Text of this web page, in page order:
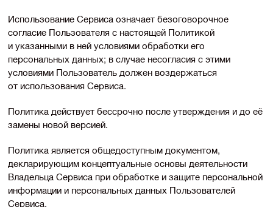
Использование Сервиса означает безоговорочное
согласие Пользователя с настоящей Политикой
и указанными в ней условиями обработки его
персональных данных; в случае несогласия с этими
условиями Пользователь должен воздержаться
от использования Сервиса.
Политика действует бессрочно после утверждения и до её
замены новой версией.
Политика является общедоступным документом,
декларирующим концептуальные основы деятельности
Владельца Сервиса при обработке и защите персональной
информации и персональных данных Пользователей
Сервиса.